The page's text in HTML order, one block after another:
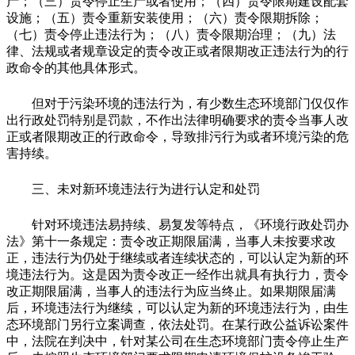
设施；（五）责令重新安装使用；（六）责令限期拆除；
（七）责令停止违法行为；（八）责令限期治理；（九）法
律、法规或者规章设定的责令改正或者限期改正违法行为的行
政命令的其他具体形式。
但对于污染环境的违法行为，有少数生态环境部门仅仅作
出行政处罚特别是罚款，不作出法律明确要求的责令当事人改
正或者限期改正的行政命令，导致排污行为或者环境污染的危
害持续。
三、未对新环境违法行为进行认定和处罚
针对环境违法易持续、易复发等特点，《环境行政处罚办
法》第十一条规定：责令改正期限届满，当事人未按要求改
正，违法行为仍处于继续或者连续状态的，可以认定为新的环
境违法行为。这是因为责令改正一经作出就具有执行力，责令
改正期限届满，当事人的违法行为应当终止。如果期限届满
后，环境违法行为继续，可以认定为新的环境违法行为，由生
态环境部门另行立案调查，依法处罚。在某行政公益诉讼案件
中，法院在判决中，针对某公司在生态环境部门责令停止生产